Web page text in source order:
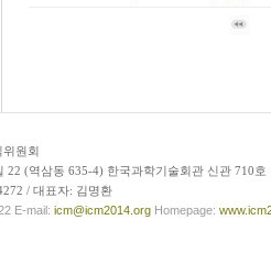
원회
22 (역삼동 635-4) 한국과학기술회관 신관 710호
/ 대표자: 김명환
E-mail: icm@icm2014.org Homepage: